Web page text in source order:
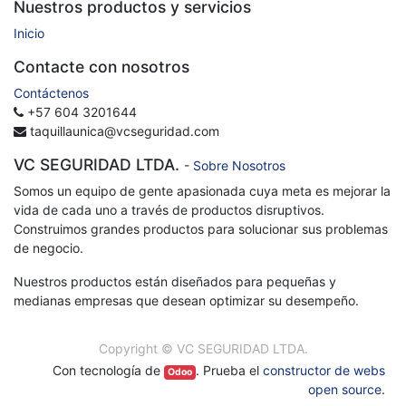
Nuestros productos y servicios
Inicio
Contacte con nosotros
Contáctenos
+57 604 3201644
taquillaunica@vcseguridad.com
VC SEGURIDAD LTDA. - Sobre Nosotros
Somos un equipo de gente apasionada cuya meta es mejorar la
vida de cada uno a través de productos disruptivos.
Construimos grandes productos para solucionar sus problemas
de negocio.
Nuestros productos están diseñados para pequeñas y
medianas empresas que desean optimizar su desempeño.
Copyright © VC SEGURIDAD LTDA.
Con tecnología de
Odoo . Prueba el constructor de webs
open source.